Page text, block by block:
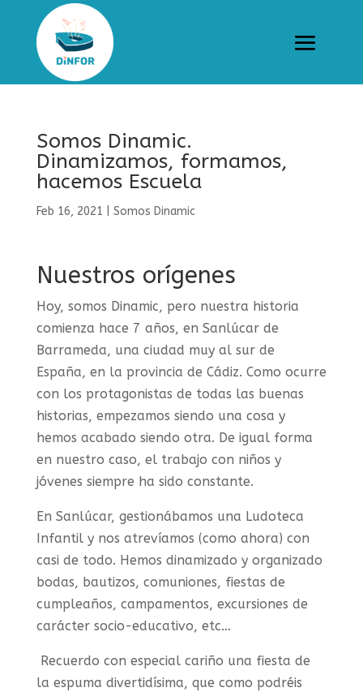
Somos Dinamic.
Dinamizamos, formamos,
hacemos Escuela
Feb 16, 2021 Somos Dinamic
Nuestros orígenes
Hoy, somos Dinamic, pero nuestra historia
comienza hace 7 años, en Sanlúcar de
Barrameda, una ciudad muy al sur de
España, en la provincia de Cádiz. Como ocurre
con los protagonistas de todas las buenas
historias, empezamos siendo una cosa y
hemos acabado siendo otra. De igual forma
en nuestro caso, el trabajo con niños y
jóvenes siempre ha sido constante.
En Sanlúcar, gestionábamos una Ludoteca
Infantil y nos atrevíamos (como ahora) con
casi de todo. Hemos dinamizado y organizado
bodas, bautizos, comuniones, fiestas de
cumpleaños, campamentos, excursiones de
carácter socio-educativo, etc…
Recuerdo con especial cariño una fiesta de
la espuma divertidísima, que como podréis